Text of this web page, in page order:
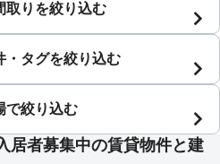
取りを絞り込む
・タグを絞り込む
で絞り込む
居者募集中の賃貸物件と建